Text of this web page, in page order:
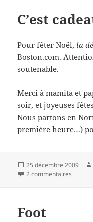
C’est
Pour fêter Noël, la
Boston.com.
soutenable.
Merci à mamita et
soir, et joyeuses
Nous partons en
première heure…)
Publié
le
25 décembre 2009
2 commentaires
Foot